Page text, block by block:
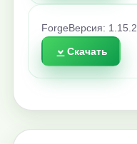
Forge Версия: 1.15.2
Скачать